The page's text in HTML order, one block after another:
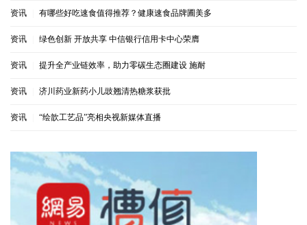
资讯 有哪些好吃速食值得推荐？健康速食品牌圃美多
资讯 绿色创新 开放共享 中信银行信用卡中心荣膺
资讯 提升全产业链效率，助力零碳生态圈建设 施耐
资讯 济川药业新药小儿豉翘清热糖浆获批
资讯 “绘歆工艺品”亮相央视新媒体直播